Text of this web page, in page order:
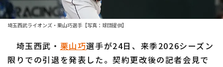
1軍公式戦
ファーム東地区
ファーム中地区
選手名鑑
北海道日本ハムファイターズ
埼玉西武ライオンズ・栗山巧選手【写真：球団提供】
埼玉西武・ 栗山巧選手が24日、来季2026シーズン
限りでの引退を発表した。契約更改後の記者会見で